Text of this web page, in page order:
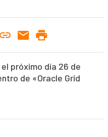
próximo día 26 de
de «Oracle Grid